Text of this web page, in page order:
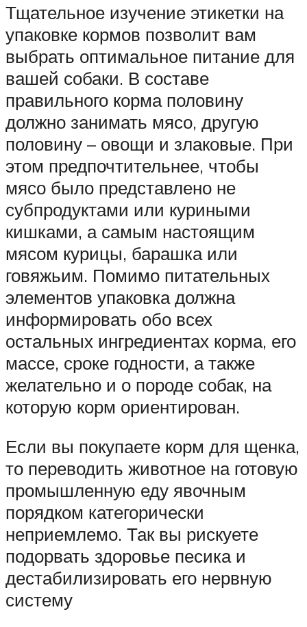
Тщательное изучение этикетки на
упаковке кормов позволит вам
выбрать оптимальное питание для
вашей собаки. В составе
правильного корма половину
должно занимать мясо, другую
половину – овощи и злаковые. При
этом предпочтительнее, чтобы
мясо было представлено не
субпродуктами или куриными
кишками, а самым настоящим
мясом курицы, барашка или
говяжьим. Помимо питательных
элементов упаковка должна
информировать обо всех
остальных ингредиентах корма, его
массе, сроке годности, а также
желательно и о породе собак, на
которую корм ориентирован.
Если вы покупаете корм для щенка,
то переводить животное на готовую
промышленную еду явочным
порядком категорически
неприемлемо. Так вы рискуете
подорвать здоровье песика и
дестабилизировать его нервную
систему